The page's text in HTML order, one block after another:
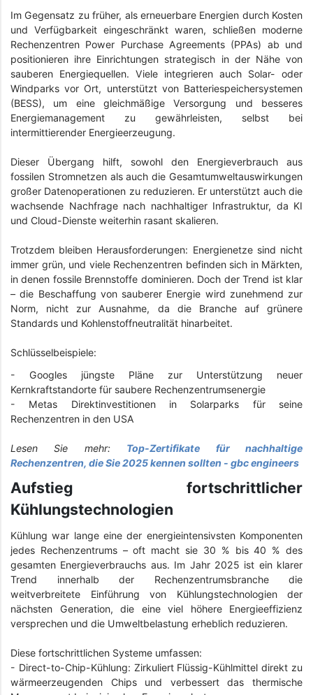
Im Gegensatz zu früher, als erneuerbare Energien durch Kosten
und Verfügbarkeit eingeschränkt waren, schließen moderne
Rechenzentren Power Purchase Agreements (PPAs) ab und
positionieren ihre Einrichtungen strategisch in der Nähe von
sauberen Energiequellen. Viele integrieren auch Solar- oder
Windparks vor Ort, unterstützt von Batteriespeichersystemen
(BESS), um eine gleichmäßige Versorgung und besseres
Energiemanagement zu gewährleisten, selbst bei
intermittierender Energieerzeugung.
Dieser Übergang hilft, sowohl den Energieverbrauch aus
fossilen Stromnetzen als auch die Gesamtumweltauswirkungen
großer Datenoperationen zu reduzieren. Er unterstützt auch die
wachsende Nachfrage nach nachhaltiger Infrastruktur, da KI
und Cloud-Dienste weiterhin rasant skalieren.
Trotzdem bleiben Herausforderungen: Energienetze sind nicht
immer grün, und viele Rechenzentren befinden sich in Märkten,
in denen fossile Brennstoffe dominieren. Doch der Trend ist klar
– die Beschaffung von sauberer Energie wird zunehmend zur
Norm, nicht zur Ausnahme, da die Branche auf grünere
Standards und Kohlenstoffneutralität hinarbeitet.
Schlüsselbeispiele:
- Googles jüngste Pläne zur Unterstützung neuer
Kernkraftstandorte für saubere Rechenzentrumsenergie
- Metas Direktinvestitionen in Solarparks für seine
Rechenzentren in den USA
Lesen Sie mehr: Top-Zertifikate für nachhaltige
Rechenzentren, die Sie 2025 kennen sollten - gbc engineers
Aufstieg fortschrittlicher
Kühlungstechnologien
Kühlung war lange eine der energieintensivsten Komponenten
jedes Rechenzentrums – oft macht sie 30 % bis 40 % des
gesamten Energieverbrauchs aus. Im Jahr 2025 ist ein klarer
Trend innerhalb der Rechenzentrumsbranche die
weitverbreitete Einführung von Kühlungstechnologien der
nächsten Generation, die eine viel höhere Energieeffizienz
versprechen und die Umweltbelastung erheblich reduzieren.
Diese fortschrittlichen Systeme umfassen:
- Direct-to-Chip-Kühlung: Zirkuliert Flüssig-Kühlmittel direkt zu
wärmeerzeugenden Chips und verbessert das thermische